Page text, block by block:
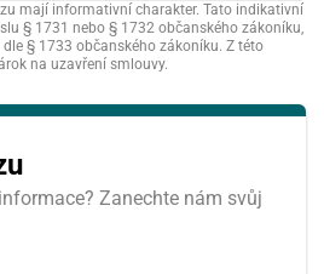
mají informativní charakter. Tato indikativní
§ 1731 nebo § 1732 občanského zákoníku,
§ 1733 občanského zákoníku. Z této
na uzavření smlouvy.
Zanechte nám svůj